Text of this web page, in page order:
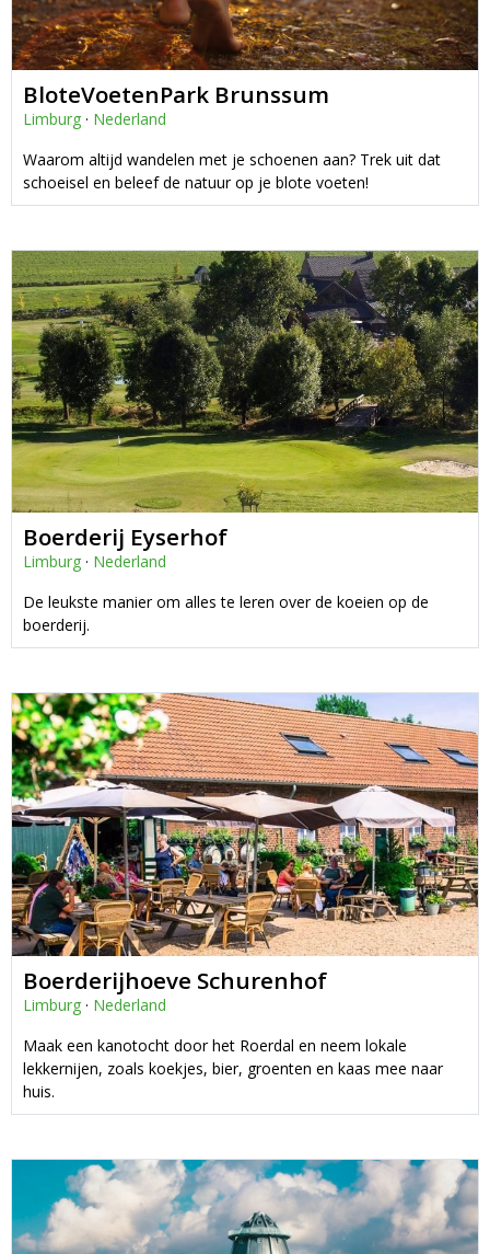
BloteVoetenPark Brunssum
Limburg · Nederland
Waarom altijd wandelen met je schoenen aan? Trek uit dat
schoeisel en beleef de natuur op je blote voeten!
Boerderij Eyserhof
Limburg · Nederland
De leukste manier om alles te leren over de koeien op de
boerderij.
Boerderijhoeve Schurenhof
Limburg · Nederland
Maak een kanotocht door het Roerdal en neem lokale
lekkernijen, zoals koekjes, bier, groenten en kaas mee naar
huis.